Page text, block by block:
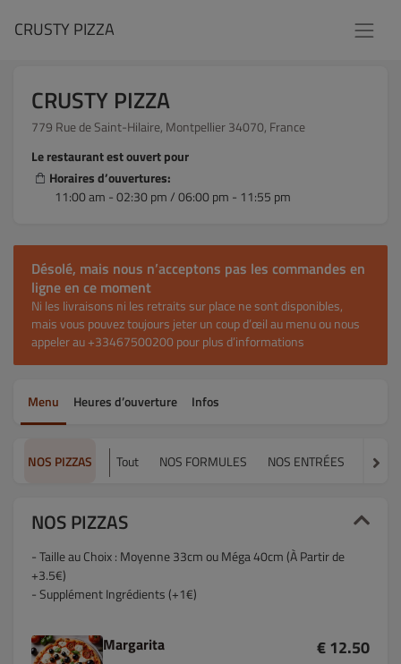
CRUSTY PIZZA
CRUSTY PIZZA
779 Rue de Saint-Hilaire, Montpellier 34070, France
Le restaurant est ouvert pour
Horaires d’ouvertures:
11:00 am - 02:30 pm / 06:00 pm - 11:55 pm
Désolé, mais nous n’acceptons pas les commandes en
ligne en ce moment
Ni les livraisons ni les retraits sur place ne sont disponibles,
mais vous pouvez toujours jeter un coup d’œil au menu ou nous
appeler au +33467500200 pour plus d’informations
Menu Heures d’ouverture Infos
NOS PIZZAS Tout NOS FORMULES NOS ENTRÉES NOS
NOS PIZZAS
- Taille au Choix : Moyenne 33cm ou Méga 40cm (À Partir de
+3.5€)
- Supplément Ingrédients (+1€)
Margarita € 12.50